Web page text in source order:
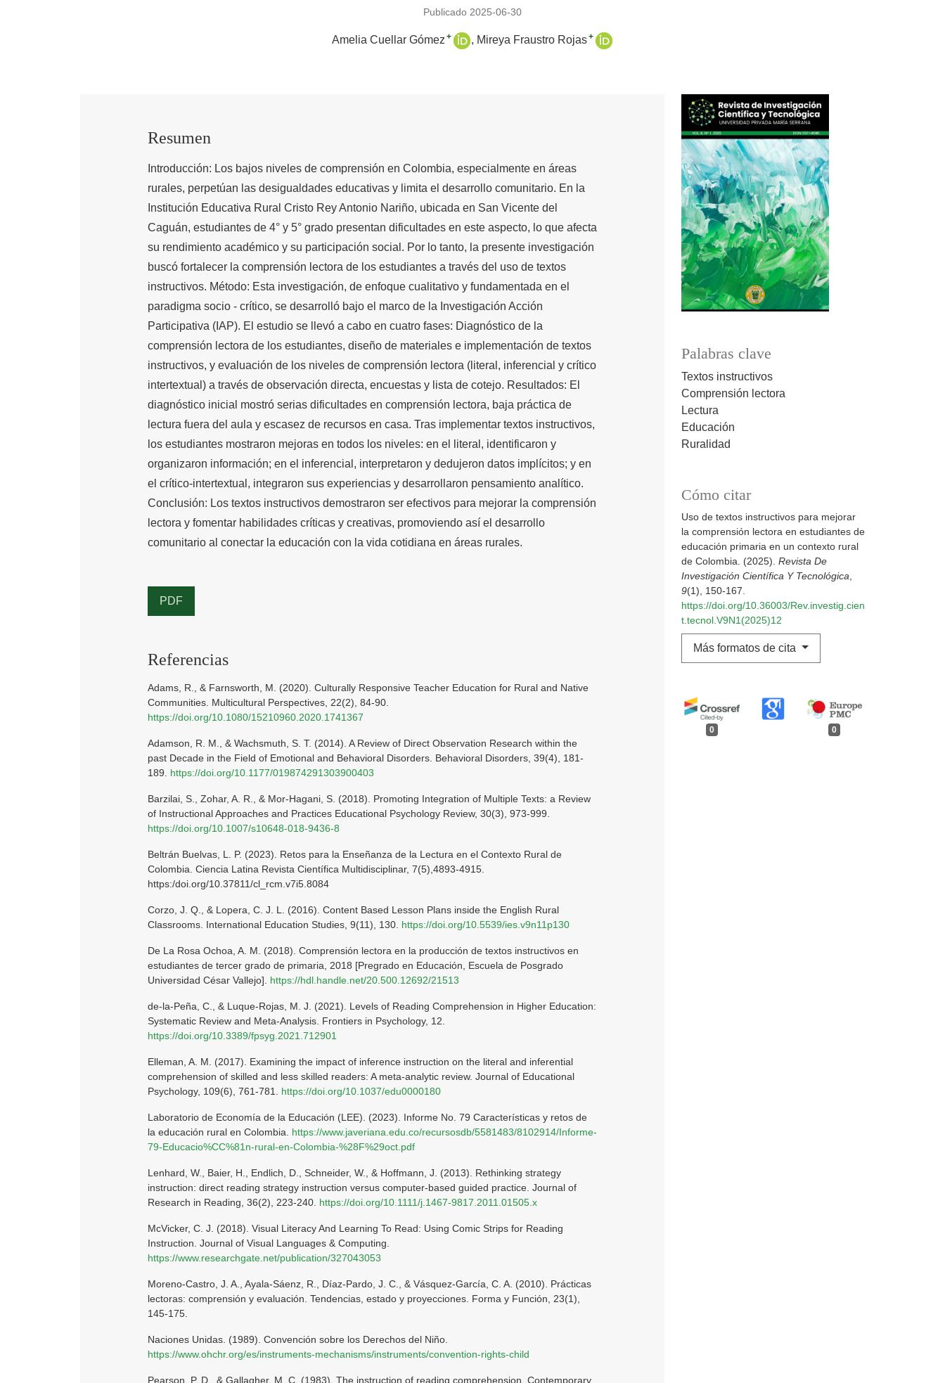
Publicado 2025-06-30
Amelia Cuellar Gómez + Mireya Fraustro Rojas+
Palabras clave
Textos instructivos
Comprensión lectora
Lectura
Educación
Ruralidad
Cómo citar
Uso de textos instructivos para mejorar
la comprensión lectora en estudiantes de
educación primaria en un contexto rural
de Colombia. (2025). Revista De
Investigación Científica Y Tecnológica
9(1), 150-167.
https://doi.org/10.36003/Rev.investig.cien
t.tecnol.V9N1(2025)12
Más formatos de cita
0 0
Resumen
Introducción: Los bajos niveles de comprensión en Colombia, especialmente en áreas
rurales, perpetúan las desigualdades educativas y limita el desarrollo comunitario. En la
Institución Educativa Rural Cristo Rey Antonio Nariño, ubicada en San Vicente del
Caguán, estudiantes de 4° y 5° grado presentan dificultades en este aspecto, lo que afecta
su rendimiento académico y su participación social. Por lo tanto, la presente investigación
buscó fortalecer la comprensión lectora de los estudiantes a través del uso de textos
instructivos. Método: Esta investigación, de enfoque cualitativo y fundamentada en el
paradigma socio - crítico, se desarrolló bajo el marco de la Investigación Acción
Participativa (IAP). El estudio se llevó a cabo en cuatro fases: Diagnóstico de la
comprensión lectora de los estudiantes, diseño de materiales e implementación de textos
instructivos, y evaluación de los niveles de comprensión lectora (literal, inferencial y crítico
intertextual) a través de observación directa, encuestas y lista de cotejo. Resultados: El
diagnóstico inicial mostró serias dificultades en comprensión lectora, baja práctica de
lectura fuera del aula y escasez de recursos en casa. Tras implementar textos instructivos,
los estudiantes mostraron mejoras en todos los niveles: en el literal, identificaron y
organizaron información; en el inferencial, interpretaron y dedujeron datos implícitos; y en
el crítico-intertextual, integraron sus experiencias y desarrollaron pensamiento analítico.
Conclusión: Los textos instructivos demostraron ser efectivos para mejorar la comprensión
lectora y fomentar habilidades críticas y creativas, promoviendo así el desarrollo
comunitario al conectar la educación con la vida cotidiana en áreas rurales.
PDF
Referencias
Adams, R., & Farnsworth, M. (2020). Culturally Responsive Teacher Education for Rural and Native
Communities. Multicultural Perspectives, 22(2), 84-90.
https://doi.org/10.1080/15210960.2020.1741367
Adamson, R. M., & Wachsmuth, S. T. (2014). A Review of Direct Observation Research within the
past Decade in the Field of Emotional and Behavioral Disorders. Behavioral Disorders, 39(4), 181-
189. https://doi.org/10.1177/019874291303900403
Barzilai, S., Zohar, A. R., & Mor-Hagani, S. (2018). Promoting Integration of Multiple Texts: a Review
of Instructional Approaches and Practices Educational Psychology Review, 30(3), 973-999.
https://doi.org/10.1007/s10648-018-9436-8
Beltrán Buelvas, L. P. (2023). Retos para la Enseñanza de la Lectura en el Contexto Rural de
Colombia. Ciencia Latina Revista Científica Multidisciplinar, 7(5),4893-4915.
https:/doi.org/10.37811/cl_rcm.v7i5.8084
Corzo, J. Q., & Lopera, C. J. L. (2016). Content Based Lesson Plans inside the English Rural
Classrooms. International Education Studies, 9(11), 130. https://doi.org/10.5539/ies.v9n11p130
De La Rosa Ochoa, A. M. (2018). Comprensión lectora en la producción de textos instructivos en
estudiantes de tercer grado de primaria, 2018 [Pregrado en Educación, Escuela de Posgrado
Universidad César Vallejo]. https://hdl.handle.net/20.500.12692/21513
de-la-Peña, C., & Luque-Rojas, M. J. (2021). Levels of Reading Comprehension in Higher Education:
Systematic Review and Meta-Analysis. Frontiers in Psychology, 12.
https://doi.org/10.3389/fpsyg.2021.712901
Elleman, A. M. (2017). Examining the impact of inference instruction on the literal and inferential
comprehension of skilled and less skilled readers: A meta-analytic review. Journal of Educational
Psychology, 109(6), 761-781. https://doi.org/10.1037/edu0000180
Laboratorio de Economía de la Educación (LEE). (2023). Informe No. 79 Características y retos de
la educación rural en Colombia. https://www.javeriana.edu.co/recursosdb/5581483/8102914/Informe-
79-Educacio%CC%81n-rural-en-Colombia-%28F%29oct.pdf
Lenhard, W., Baier, H., Endlich, D., Schneider, W., & Hoffmann, J. (2013). Rethinking strategy
instruction: direct reading strategy instruction versus computer-based guided practice. Journal of
Research in Reading, 36(2), 223-240. https://doi.org/10.1111/j.1467-9817.2011.01505.x
McVicker, C. J. (2018). Visual Literacy And Learning To Read: Using Comic Strips for Reading
Instruction. Journal of Visual Languages & Computing.
https://www.researchgate.net/publication/327043053
Moreno-Castro, J. A., Ayala-Sáenz, R., Díaz-Pardo, J. C., & Vásquez-García, C. A. (2010). Prácticas
lectoras: comprensión y evaluación. Tendencias, estado y proyecciones. Forma y Función, 23(1),
145-175.
Naciones Unidas. (1989). Convención sobre los Derechos del Niño.
https://www.ohchr.org/es/instruments-mechanisms/instruments/convention-rights-child
Pearson, P. D., & Gallagher, M. C. (1983). The instruction of reading comprehension. Contemporary